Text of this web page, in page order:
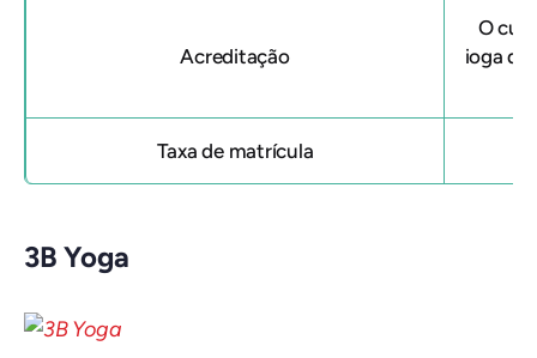
Acreditação
O
ioga
Taxa de matrícula
3B Yoga